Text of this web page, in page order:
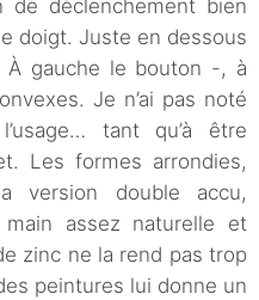
de déclenchement bien
doigt. Juste en dessous
À gauche le bouton -, à
Je n’ai pas noté
tant qu’à être
Les formes arrondies,
version double accu,
assez naturelle et
zinc ne la rend pas trop
peintures lui donne un